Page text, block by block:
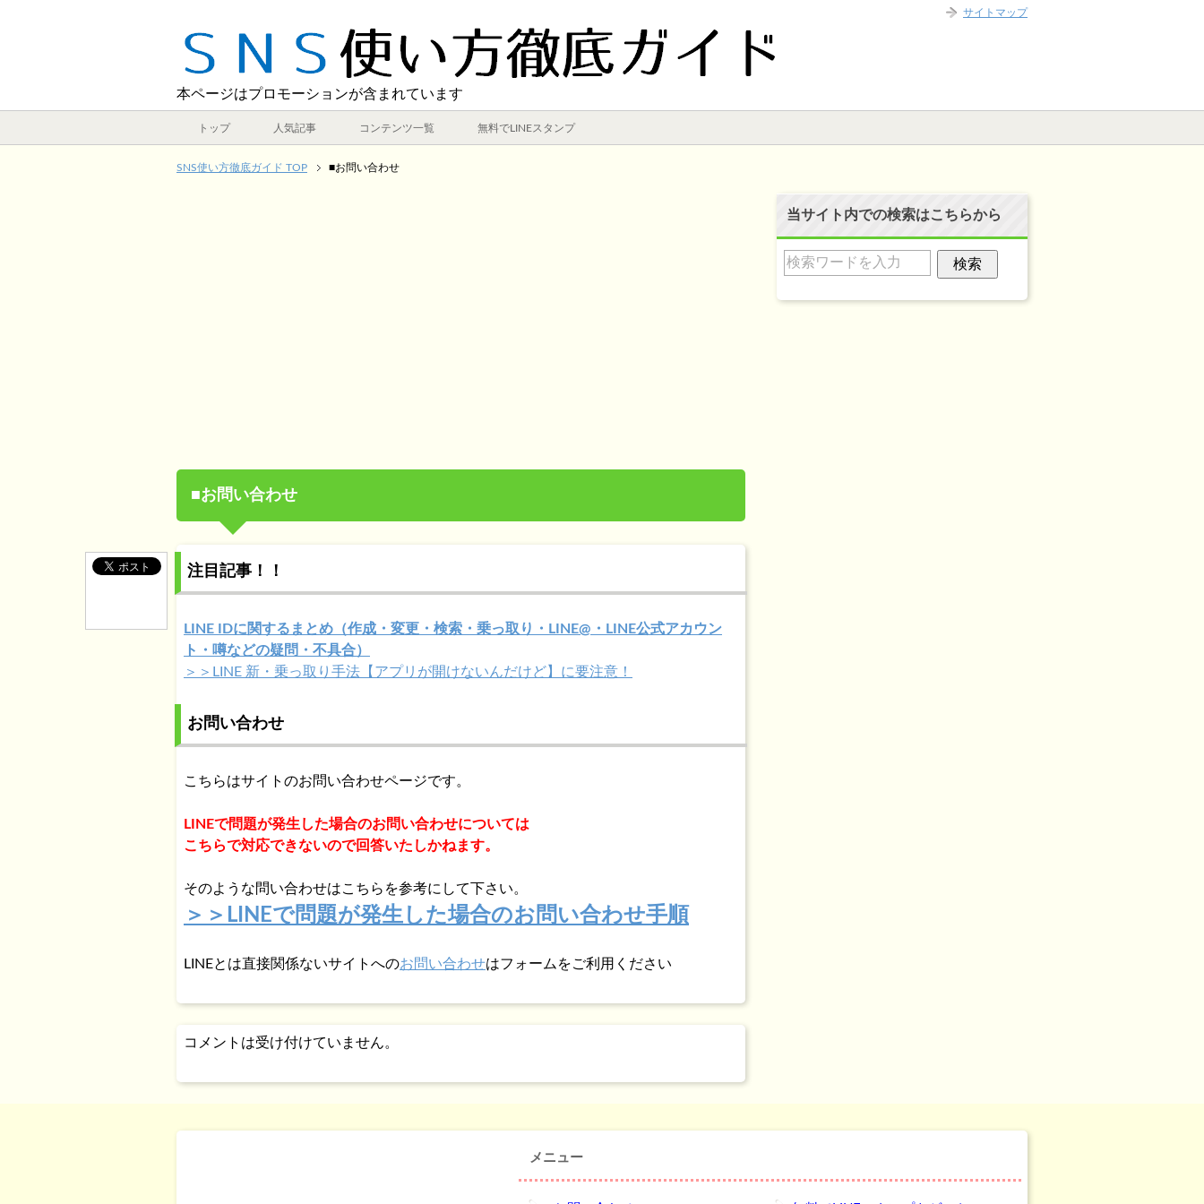
本ページはプロモーションが含まれています
トップ 人気記事 コンテンツ一覧 無料でLINEスタンプ
SNS使い方徹底ガイド TOP ■お問い合わせ
■お問い合わせ
注目記事！！
LINE IDに関するまとめ（作成・変更・検索・乗っ取り・LINE@・LINE公式アカウン
ト・噂などの疑問・不具合）
＞＞LINE 新・乗っ取り手法【アプリが開けないんだけど】に要注意！
お問い合わせ
こちらはサイトのお問い合わせページです。
LINEで問題が発生した場合のお問い合わせについては
こちらで対応できないので回答いたしかねます。
そのような問い合わせはこちらを参考にして下さい。
＞＞LINEで問題が発生した場合のお問い合わせ手順
LINEとは直接関係ないサイトへのお問い合わせはフォームをご利用ください
コメントは受け付けていません。
当サイト内での検索はこちらから
メニュー
サイトマップ